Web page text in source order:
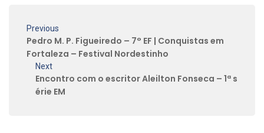
Previous
Pedro M. P. Figueiredo – 7° EF | Conquistas em
Fortaleza – Festival Nordestinho
Next
Encontro com o escritor Aleilton Fonseca – 1ª s
érie EM